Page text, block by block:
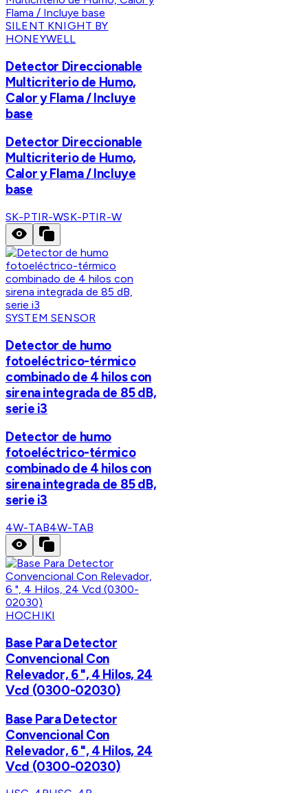
SILENT KNIGHT BY
HONEYWELL
Detector Direccionable
Multicriterio de Humo,
Calor y Flama / Incluye
base
Detector Direccionable
Multicriterio de Humo,
Calor y Flama / Incluye
base
SK-PTIR-WSK-PTIR-W
SYSTEM SENSOR
Detector de humo
fotoeléctrico-térmico
combinado de 4 hilos con
sirena integrada de 85 dB,
serie i3
Detector de humo
fotoeléctrico-térmico
combinado de 4 hilos con
sirena integrada de 85 dB,
serie i3
4W-TAB4W-TAB
HOCHIKI
Base Para Detector
Convencional Con
Relevador, 6 ", 4 Hilos, 24
Vcd (0300-02030)
Base Para Detector
Convencional Con
Relevador, 6 ", 4 Hilos, 24
Vcd (0300-02030)